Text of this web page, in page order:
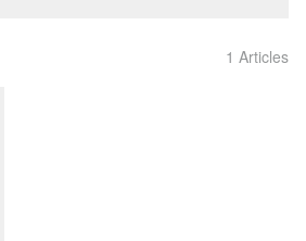
1 Articles